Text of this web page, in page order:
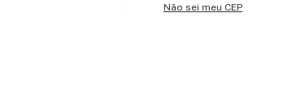
Não sei meu CEP